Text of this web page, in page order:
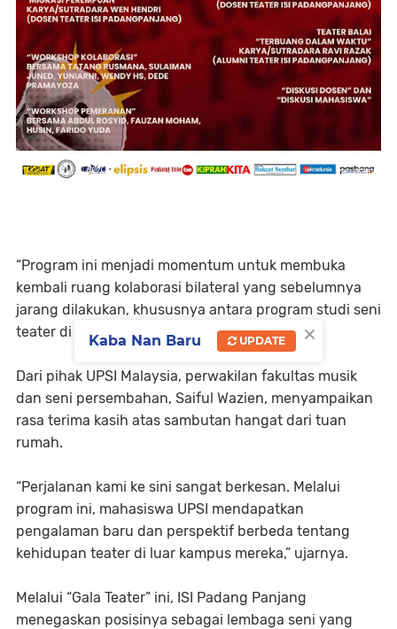
“Program ini menjadi momentum untuk membuka
kembali ruang kolaborasi bilateral yang sebelumnya
jarang dilakukan, khususnya antara program studi seni
teater di luar Indonesia,” ungkapnya.
Dari pihak UPSI Malaysia, perwakilan fakultas musik
dan seni persembahan, Saiful Wazien, menyampaikan
rasa terima kasih atas sambutan hangat dari tuan
rumah.
“Perjalanan kami ke sini sangat berkesan. Melalui
program ini, mahasiswa UPSI mendapatkan
pengalaman baru dan perspektif berbeda tentang
kehidupan teater di luar kampus mereka,” ujarnya.
Melalui “Gala Teater” ini, ISI Padang Panjang
menegaskan posisinya sebagai lembaga seni yang
×
Kaba Nan Baru UPDATE